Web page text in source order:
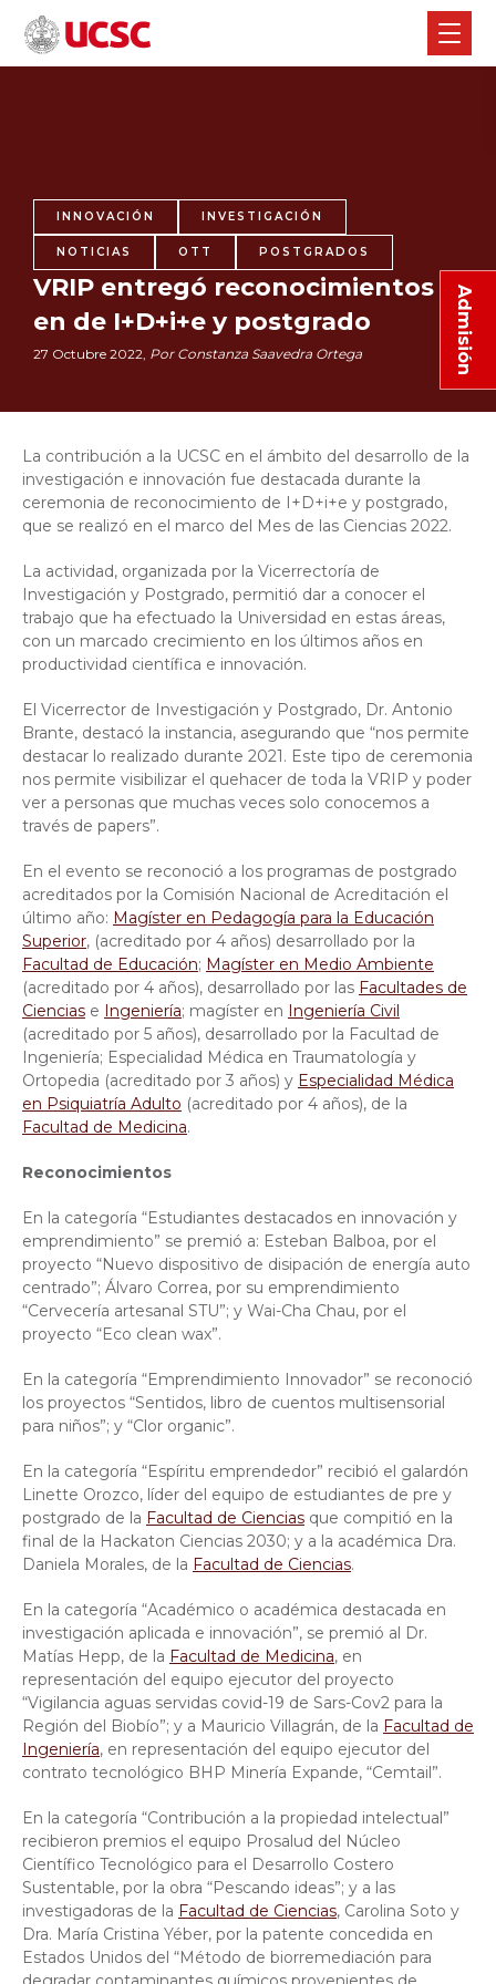
Admisión
INNOVACIÓN INVESTIGACIÓN
NOTICIAS OTT POSTGRADOS
VRIP entregó reconocimientos
en de I+D+i+e y postgrado
27 Octubre 2022, Por Constanza Saavedra Ortega
La contribución a la UCSC en el ámbito del desarrollo de la
investigación e innovación fue destacada durante la
ceremonia de reconocimiento de I+D+i+e y postgrado,
que se realizó en el marco del Mes de las Ciencias 2022.
La actividad, organizada por la Vicerrectoría de
Investigación y Postgrado, permitió dar a conocer el
trabajo que ha efectuado la Universidad en estas áreas,
con un marcado crecimiento en los últimos años en
productividad científica e innovación.
El Vicerrector de Investigación y Postgrado, Dr. Antonio
Brante, destacó la instancia, asegurando que “nos permite
destacar lo realizado durante 2021. Este tipo de ceremonia
nos permite visibilizar el quehacer de toda la VRIP y poder
ver a personas que muchas veces solo conocemos a
través de papers”.
En el evento se reconoció a los programas de postgrado
acreditados por la Comisión Nacional de Acreditación el
último año: Magíster en Pedagogía para la Educación
Superior, (acreditado por 4 años) desarrollado por la
Facultad de Educación; Magíster en Medio Ambiente
(acreditado por 4 años), desarrollado por las Facultades de
Ciencias e Ingeniería; magíster en Ingeniería Civil
(acreditado por 5 años), desarrollado por la Facultad de
Ingeniería; Especialidad Médica en Traumatología y
Ortopedia (acreditado por 3 años) y Especialidad Médica
en Psiquiatría Adulto (acreditado por 4 años), de la
Facultad de Medicina.
Reconocimientos
En la categoría “Estudiantes destacados en innovación y
emprendimiento” se premió a: Esteban Balboa, por el
proyecto “Nuevo dispositivo de disipación de energía auto
centrado”; Álvaro Correa, por su emprendimiento
“Cervecería artesanal STU”; y Wai-Cha Chau, por el
proyecto “Eco clean wax”.
En la categoría “Emprendimiento Innovador” se reconoció
los proyectos “Sentidos, libro de cuentos multisensorial
para niños”; y “Clor organic”.
En la categoría “Espíritu emprendedor” recibió el galardón
Linette Orozco, líder del equipo de estudiantes de pre y
postgrado de la Facultad de Ciencias que compitió en la
final de la Hackaton Ciencias 2030; y a la académica Dra.
Daniela Morales, de la Facultad de Ciencias.
En la categoría “Académico o académica destacada en
investigación aplicada e innovación”, se premió al Dr.
Matías Hepp, de la Facultad de Medicina, en
representación del equipo ejecutor del proyecto
“Vigilancia aguas servidas covid-19 de Sars-Cov2 para la
Región del Biobío”; y a Mauricio Villagrán, de la Facultad de
Ingeniería, en representación del equipo ejecutor del
contrato tecnológico BHP Minería Expande, “Cemtail”.
En la categoría “Contribución a la propiedad intelectual”
recibieron premios el equipo Prosalud del Núcleo
Científico Tecnológico para el Desarrollo Costero
Sustentable, por la obra “Pescando ideas”; y a las
investigadoras de la Facultad de Ciencias, Carolina Soto y
Dra. María Cristina Yéber, por la patente concedida en
Estados Unidos del “Método de biorremediación para